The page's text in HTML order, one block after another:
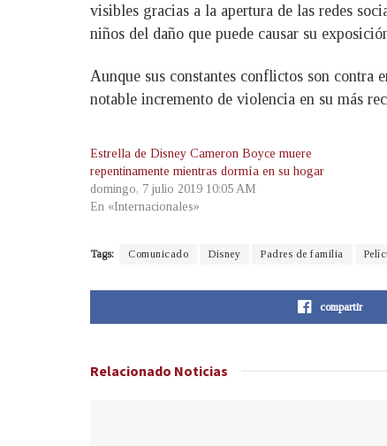
visibles gracias a la apertura de las redes
niños del daño que puede causar su
Aunque sus constantes conflictos son contra
notable incremento de violencia en su más
Estrella de Disney Cameron Boyce muere
repentinamente mientras dormía en su hogar
domingo, 7 julio 2019 10:05 AM
En «Internacionales»
Tags: Comunicado Disney Padres de familia
compartir
Relacionado Noticias